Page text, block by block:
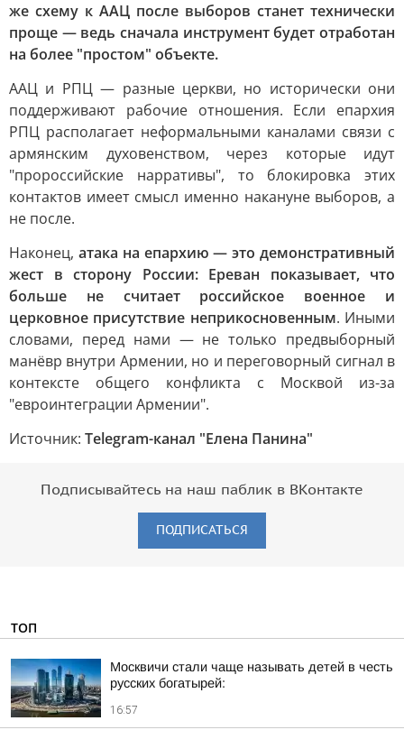
же схему к ААЦ после выборов станет технически
проще — ведь сначала инструмент будет отработан
на более "простом" объекте.
ААЦ и РПЦ — разные церкви, но исторически они
поддерживают рабочие отношения. Если епархия
РПЦ располагает неформальными каналами связи с
армянским духовенством, через которые идут
"пророссийские нарративы", то блокировка этих
контактов имеет смысл именно накануне выборов, а
не после.
Наконец, атака на епархию — это демонстративный
жест в сторону России: Ереван показывает, что
больше не считает российское военное и
церковное присутствие неприкосновенным. Иными
словами, перед нами — не только предвыборный
манёвр внутри Армении, но и переговорный сигнал в
контексте общего конфликта с Москвой из-за
"евроинтеграции Армении".
Источник: Telegram-канал "Елена Панина"
Подписывайтесь на наш паблик в ВКонтакте
ПОДПИСАТЬСЯ
ТОП
Москвичи стали чаще называть детей в честь
русских богатырей:
16:57